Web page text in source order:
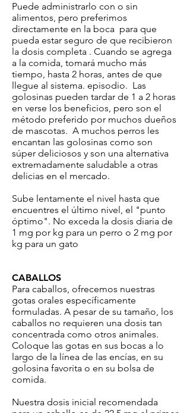
Puede administrarlo con o sin
alimentos, pero preferimos
directamente en la boca para que
pueda estar seguro de que recibieron
la dosis completa . Cuando se agrega
a la comida, tomará mucho más
tiempo, hasta 2 horas, antes de que
llegue al sistema. episodio. Las
golosinas pueden tardar de 1 a 2 horas
en verse los beneficios, pero son el
método preferido por muchos dueños
de mascotas. A muchos perros les
encantan las golosinas como son
súper deliciosos y son una alternativa
extremadamente saludable a otras
delicias en el mercado.
Sube lentamente el nivel hasta que
encuentres el último nivel, el "punto
óptimo". No exceda la dosis diaria de
1 mg por kg para un perro o 2 mg por
kg para un gato
CABALLOS
Para caballos, ofrecemos nuestras
gotas orales específicamente
formuladas. A pesar de su tamaño, los
caballos no requieren una dosis tan
concentrada como otros animales.
Coloque las gotas en sus bocas a lo
largo de la línea de las encías, en su
golosina favorita o en su bolsa de
comida.
Nuestra dosis inicial recomendada